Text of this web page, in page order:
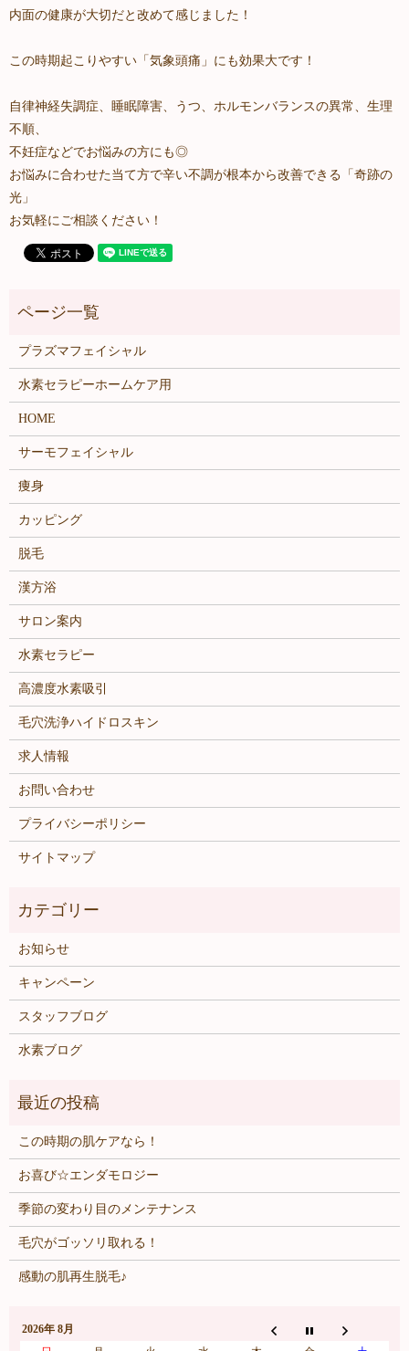
内面の健康が大切だと改めて感じました！
この時期起こりやすい「気象頭痛」にも効果大です！
自律神経失調症、睡眠障害、うつ、ホルモンバランスの異常、生理
不順、
不妊症などでお悩みの方にも◎
お悩みに合わせた当て方で辛い不調が根本から改善できる「奇跡の
光」
お気軽にご相談ください！
プラズマフェイシャル
水素セラピーホームケア用
HOME
サーモフェイシャル
痩身
カッピング
脱毛
漢方浴
サロン案内
水素セラピー
高濃度水素吸引
毛穴洗浄ハイドロスキン
求人情報
お問い合わせ
プライバシーポリシー
サイトマップ
お知らせ
キャンペーン
スタッフブログ
水素ブログ
この時期の肌ケアなら！
お喜び☆エンダモロジー
季節の変わり目のメンテナンス
毛穴がゴッソリ取れる！
感動の肌再生脱毛♪
2026年 8月